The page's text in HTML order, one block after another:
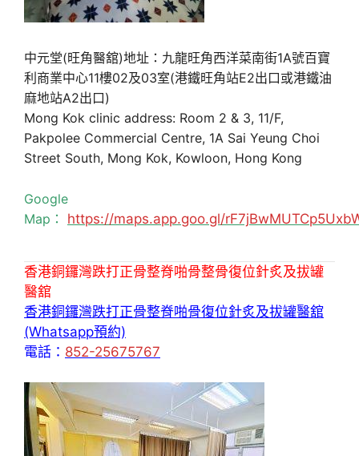
中元堂(旺角醫舘)地址：九龍旺角西洋菜南街1A號百寶
利商業中心11樓02及03室(港鐵旺角站E2出口或港鐵油
麻地站A2出口)
Mong Kok clinic address: Room 2 & 3, 11/F,
Pakpolee Commercial Centre, 1A Sai Yeung Choi
Street South, Mong Kok, Kowloon, Hong Kong
Google
Map： https://maps.app.goo.gl/
香港銅鑼灣跌打正骨整脊啪骨整骨復位針炙及拔罐
醫舘
香港銅鑼灣跌打正骨整脊啪骨復位針炙及拔罐醫舘
(Whatsapp預約)
電話： 852-25675767